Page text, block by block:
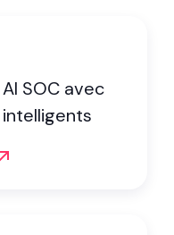
SOC avec